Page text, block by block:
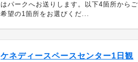
はパークへお送りします。以下4箇所からご
希望の1箇所をお選びくだ...
ケネディースペースセンター1日観